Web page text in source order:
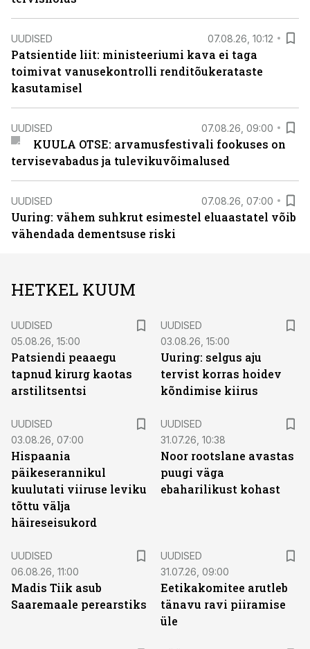
UUDISED 07.08.26, 10:12
Patsientide liit: ministeeriumi kava ei taga
toimivat vanusekontrolli renditõukerataste
kasutamisel
UUDISED 07.08.26, 09:00
KUULA OTSE: arvamusfestivali fookuses on
tervisevabadus ja tulevikuvõimalused
UUDISED 07.08.26, 07:00
Uuring: vähem suhkrut esimestel eluaastatel võib
vähendada dementsuse riski
HETKEL KUUM
UUDISED
05.08.26, 15:00
Patsiendi peaaegu
tapnud kirurg kaotas
arstilitsentsi
UUDISED
03.08.26, 15:00
Uuring: selgus aju
tervist korras hoidev
kõndimise kiirus
UUDISED
03.08.26, 07:00
Hispaania
päikeserannikul
kuulutati viiruse leviku
tõttu välja
häireseisukord
UUDISED
31.07.26, 10:38
Noor rootslane avastas
puugi väga
ebaharilikust kohast
UUDISED
06.08.26, 11:00
Madis Tiik asub
Saaremaale perearstiks
UUDISED
31.07.26, 09:00
Eetikakomitee arutleb
tänavu ravi piiramise
üle